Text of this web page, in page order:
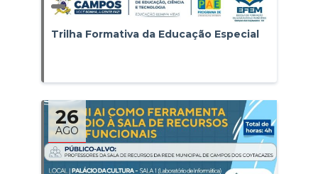
Trilha Formativa da Educação Especial
26
AGO